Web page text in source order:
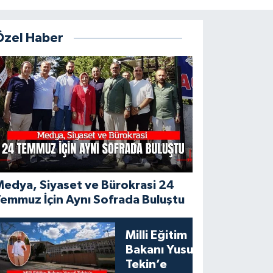
Haber
Siyaset ve Bürokrasi 24
İçin Aynı Sofrada Buluştu
Milli Eğitim
Bakanı Yusuf
Tekin’e